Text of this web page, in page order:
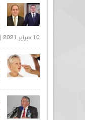
10 فبراير 2021 |